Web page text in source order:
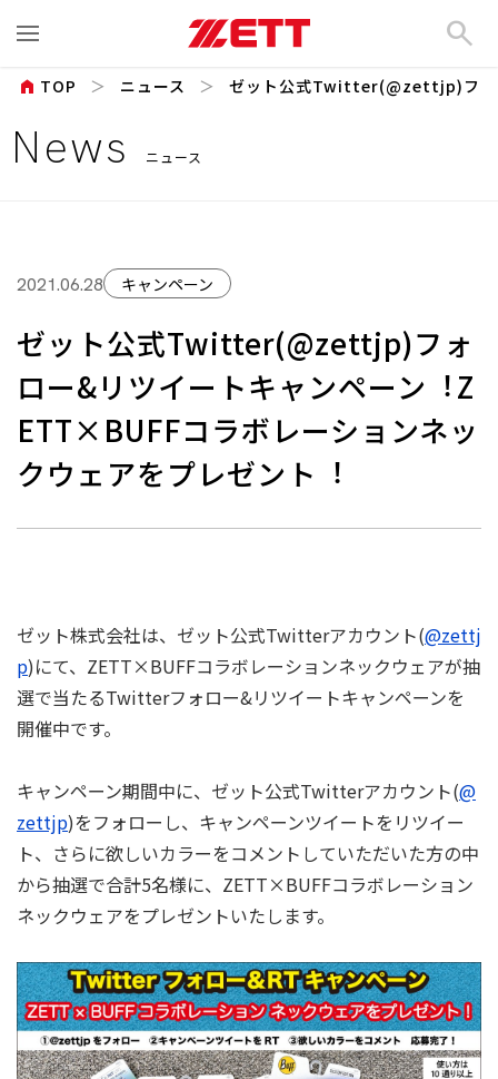
search
News ニュース
home TOP ニュース ゼット公式Twitter(@zettjp)フォ
2021.06.28 キャンペーン
ゼット公式Twitter(@zettjp)フォ
ロー&リツイートキャンペーン︕Z
ETT×BUFFコラボレーションネッ
クウェアをプレゼント︕
ゼット株式会社は、ゼット公式Twitterアカウント(@zettj
p)にて、ZETT×BUFFコラボレーションネックウェアが抽
選で当たるTwitterフォロー&リツイートキャンペーンを
開催中です。
キャンペーン期間中に、ゼット公式Twitterアカウント(@
zettjp)をフォローし、キャンペーンツイートをリツイー
ト、さらに欲しいカラーをコメントしていただいた方の中
から抽選で合計5名様に、ZETT×BUFFコラボレーション
ネックウェアをプレゼントいたします。